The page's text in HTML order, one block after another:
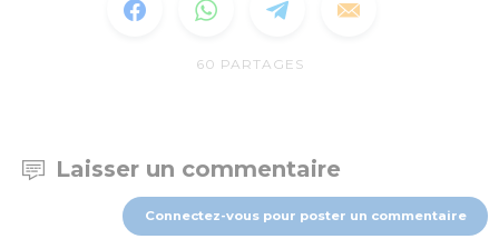
60 PARTAGES
Laisser un commentaire
Connectez-vous pour poster un commentaire